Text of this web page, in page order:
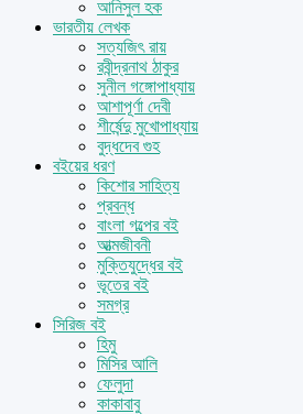
আনিসুল হক
ভারতীয় লেখক
সত্যজিৎ রায়
রবীন্দ্রনাথ ঠাকুর
সুনীল গঙ্গোপাধ্যায়
আশাপূর্ণা দেবী
শীর্ষেন্দু মুখোপাধ্যায়
বুদ্ধদেব গুহ
বইয়ের ধরণ
কিশোর সাহিত্য
প্রবন্ধ
বাংলা গল্পের বই
আত্মজীবনী
মুক্তিযুদ্ধের বই
ভূতের বই
সমগ্র
সিরিজ বই
হিমু
মিসির আলি
ফেলুদা
কাকাবাবু